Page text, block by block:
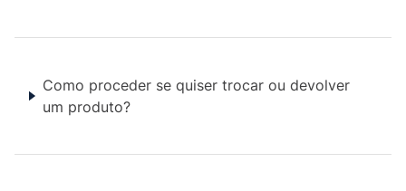
Como proceder se quiser trocar ou devolver
um produto?